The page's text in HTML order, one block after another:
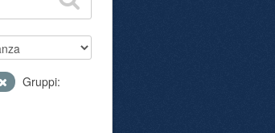
Gruppi: